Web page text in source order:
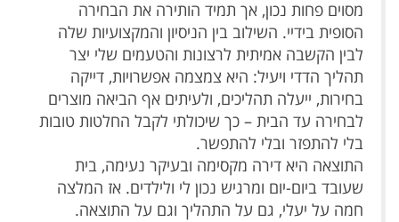
מסוים פחות נכון, אך תמיד הותירה את הבחירה
הסופית בידיי. השילוב בין הניסיון והמקצועיות שלה
לבין הקשבה אמיתית לרצונות והטעמים שלי יצר
תהליך הדדי ויעיל: היא צמצמה אפשרויות, דייקה
בחירות, ייעלה תהליכים, ולעיתים אף הביאה מוצרים
לבחירה עד הבית – כך שיכולתי לקבל החלטות טובות
בלי להתפזר ובלי להתפשר.
התוצאה היא דירה מקסימה ובעיקר נעימה, בית
שעובד ביום-יום ומרגיש נכון לי ולילדים. אז המלצה
חמה על יעלי, גם על התהליך וגם על התוצאה.